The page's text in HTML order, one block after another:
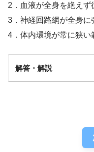
2．血液が全身を絶えず
3．神経回路網が全身に
4．体内環境が常に狭い
解答・解説